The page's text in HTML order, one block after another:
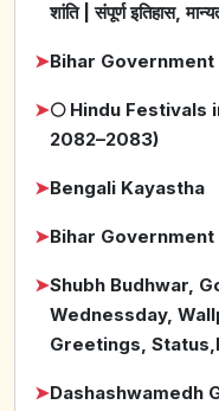
शांति | संपूर्ण इतिहास,
➤Bihar
➤🌕 Hindu Festivals
2082–2083)
➤Bengali Kayastha
➤Bihar
➤Shubh Budhwar,
Wednessday,
Greetings,
➤Dashashwamedh